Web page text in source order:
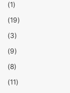
(1)
(19)
(3)
(9)
(8)
(11)